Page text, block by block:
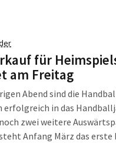
für
am Freitag
Abend sind die
erfolgreich in das
zwei weitere
Anfang März das erste